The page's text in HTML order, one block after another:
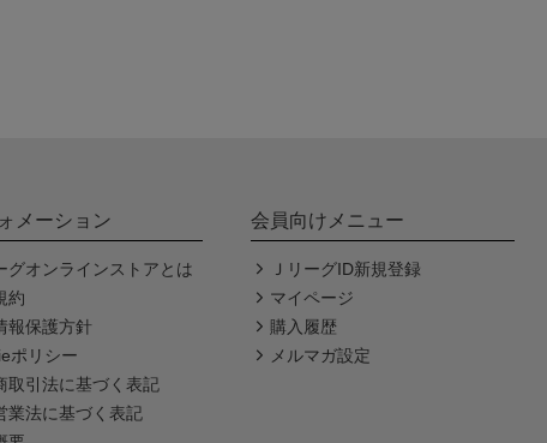
メーション
グオンラインストアとは
約
報保護方針
ポリシー
取引法に基づく表記
業法に基づく表記
会員向けメニュー
ＪリーグID新規登録
マイページ
購入履歴
メルマガ設定